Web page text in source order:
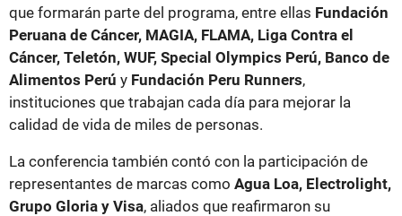
que formarán parte del programa, entre ellas Fundación
Peruana de Cáncer, MAGIA, FLAMA, Liga Contra el
Cáncer, Teletón, WUF, Special Olympics Perú, Banco de
Alimentos Perú y Fundación Peru Runners,
instituciones que trabajan cada día para mejorar la
calidad de vida de miles de personas.
La conferencia también contó con la participación de
representantes de marcas como Agua Loa, Electrolight,
Grupo Gloria y Visa, aliados que reafirmaron su